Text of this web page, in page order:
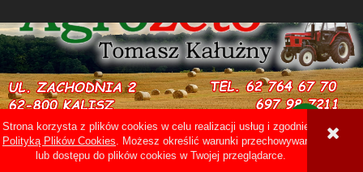
Strona korzysta z plików cookies w celu realizacji usług i zgodnie z
Polityką Plików Cookies. Możesz określić warunki przechowywania
lub dostępu do plików cookies w Twojej przeglądarce.
Sklep internetowy Shoper Premium
POKAŻ PEŁNĄ WERSJĘ STRONY